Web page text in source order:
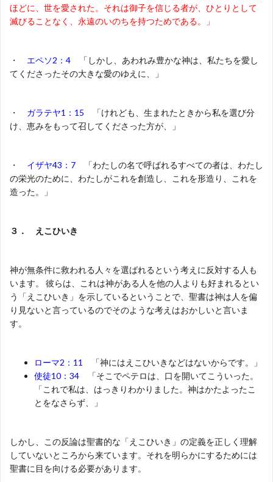
ほどに、世を愛された。それは御子を信じる者が、ひとりとして
滅びることなく、永遠のいのちを持つためである。」
・ エペソ2：4 「しかし、あわれみ豊かな神は、私たちを愛し
てくださったその大きな愛のゆえに、」
・ ガラテヤ1：15
「けれども、生まれたときから私を選び分
け、恵みをもって召してくださった方が、」
・ イザヤ43：7 「わたしの名で呼ばれるすべての者は、わたし
の栄光のために、わたしがこれを創造し、これを形造り、これを
造った。」
３． えこひいき
神が無条件に救われる人々を選ばれるという考えに反対する人も
います。 彼らは、これは神がある人を他の人よりも好まれるとい
う「えこひいき」を示しているということで、聖書は神は人を偏
り見ないと言っているのでそのような考えはおかしいと言いま
す。
ローマ2：11
「神にはえこひいきなどはないからです。」
使徒10：34 「そこでペテロは、口を開いてこういった。
「これで私は、はっきりわかりました。神はかたよったこ
とをなさらず、」
しかし、この反論は聖書的な「えこひいき」の定義を正しく理解
していないところから来ています。それを明らかにするためには
聖書に目を向ける必要があります。